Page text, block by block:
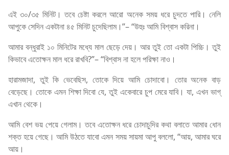
এই ৩০/৩৫ মিনিট। তবে চেষ্টা করলে আরো অনেক সময় ধরে চুদতে পারি। নেলি
আপুকে সেদিন একটানা ৪৫ মিনিট চুদেছিলাম।”– “উহুঃ আমি বিশ্বাস করিনা।
আমার বন্ধুরাই ১০ মিনিটের মধ্যে মাল ছেড়ে দেয়। আর তুই তো একটা পিচ্চি। তুই
কিভাবে এতোক্ষন মাল ধরে রাখবি?”– “বিশ্বাস না হলে পরিক্ষা নাও।
হারামজাদা, তুই কি ভেবেছিস, তোকে দিয়ে আমি চোদাবো। তোর অনেক বাড়
বেড়েছে। তোকে এমন শিক্ষা দিবো যে, তুই একেবারে চুপ মেরে যাবি। যা, এখন ভাগ্‌
এখান থেকে।
আমি বেশ ভয় পেয়ে গেলাম। তবে এতোক্ষন ধরে চোদাচুদির কথা বলাতে আমার ধোন
শক্ত হয়ে গেছে। আমি উঠতে যাবো এমন সময় সায়মা আপু বললো, “আয়, আমার ঘরে
আয়।